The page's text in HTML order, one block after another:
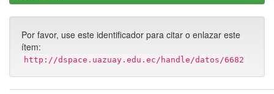
Por favor, use este identificador para citar o enlazar este
ítem:
http://dspace.uazuay.edu.ec/handle/datos/6682